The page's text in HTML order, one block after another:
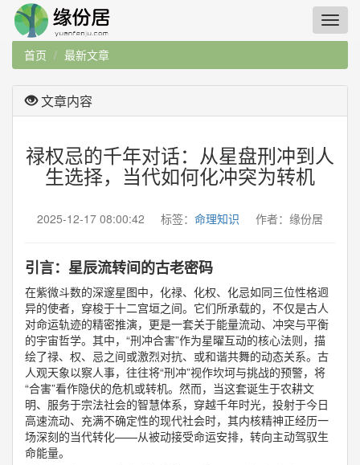
首页 最新文章
文章内容
禄权忌的千年对话：从星盘刑冲到人
生选择，当代如何化冲突为转机
2025-12-17 08:00:42 标签： 命理知识 作者：缘份居
引言：星辰流转间的古老密码
在紫微斗数的深邃星图中，化禄、化权、化忌如同三位性格迥
异的使者，穿梭于十二宫垣之间。它们所承载的，不仅是古人
对命运轨迹的精密推演，更是一套关于能量流动、冲突与平衡
的宇宙哲学。其中，“刑冲合害”作为星曜互动的核心法则，描
绘了禄、权、忌之间或激烈对抗、或和谐共舞的动态关系。古
人观天象以察人事，往往将“刑冲”视作坎坷与挑战的预警，将
“合害”看作隐伏的危机或转机。然而，当这套诞生于农耕文
明、服务于宗法社会的智慧体系，穿越千年时光，投射于今日
高速流动、充满不确定性的现代社会时，其内核精神正经历一
场深刻的当代转化——从被动接受命运安排，转向主动驾驭生
命能量。